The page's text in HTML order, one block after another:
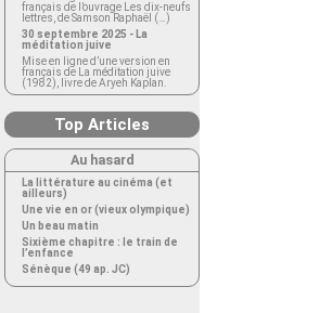
français de l’ouvrage Les dix-neufs
lettres, de Samson Raphaël (…)
30 septembre 2025 - La
méditation juive
Mise en ligne d’une version en
français de La méditation juive
(1982), livre de Aryeh Kaplan.
Top Articles
Au hasard
La littérature au cinéma (et
ailleurs)
Une vie en or (vieux olympique)
Un beau matin
Sixième chapitre : le train de
l’enfance
Sénèque (49 ap. JC)